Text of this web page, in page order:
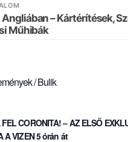
– Kártérítések,
Műhibák
/ Bulik
CORONITA! – AZ ELSŐ
A VIZEN 5 órán át